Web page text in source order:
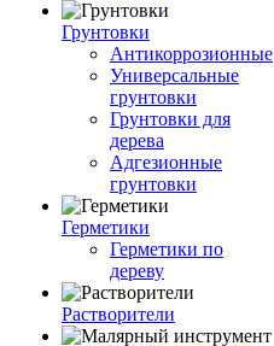
Грунтовки
Антикоррозионные
Универсальные
грунтовки
Грунтовки для
дерева
Адгезионные
грунтовки
Герметики
Герметики по
дереву
Растворители